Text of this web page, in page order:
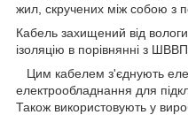
жил, скручених між собою з
Кабель захищений від
ізоляцію в порівнянні з ШВВП.
Цим кабелем з'єднують
електрообладнання для
Також використовують у